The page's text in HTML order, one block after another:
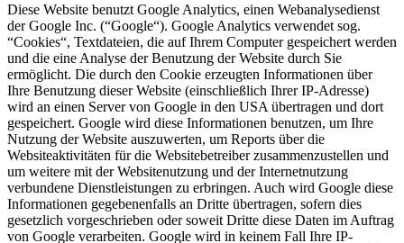
Diese Website benutzt Google Analytics, einen Webanalysedienst
der Google Inc. (“Google“). Google Analytics verwendet sog.
“Cookies“, Textdateien, die auf Ihrem Computer gespeichert werden
und die eine Analyse der Benutzung der Website durch Sie
ermöglicht. Die durch den Cookie erzeugten Informationen über
Ihre Benutzung dieser Website (einschließlich Ihrer IP-Adresse)
wird an einen Server von Google in den USA übertragen und dort
gespeichert. Google wird diese Informationen benutzen, um Ihre
Nutzung der Website auszuwerten, um Reports über die
Websiteaktivitäten für die Websitebetreiber zusammenzustellen und
um weitere mit der Websitenutzung und der Internetnutzung
verbundene Dienstleistungen zu erbringen. Auch wird Google diese
Informationen gegebenenfalls an Dritte übertragen, sofern dies
gesetzlich vorgeschrieben oder soweit Dritte diese Daten im Auftrag
von Google verarbeiten. Google wird in keinem Fall Ihre IP-